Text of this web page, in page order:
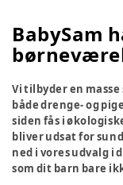
BabySam
Vi tilbyder en
både drenge- og
siden fås i
bliver udsat for
ned i vores udvalg
som dit barn bare